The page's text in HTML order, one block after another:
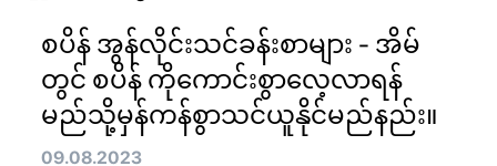
စပိန် အွန်လိုင်းသင်ခန်းစာများ - အိမ်
တွင် စပိန် ကိုကောင်းစွာလေ့လာရန်
မည်သို့မှန်ကန်စွာသင်ယူနိုင်မည်နည်း။
09.08.2023